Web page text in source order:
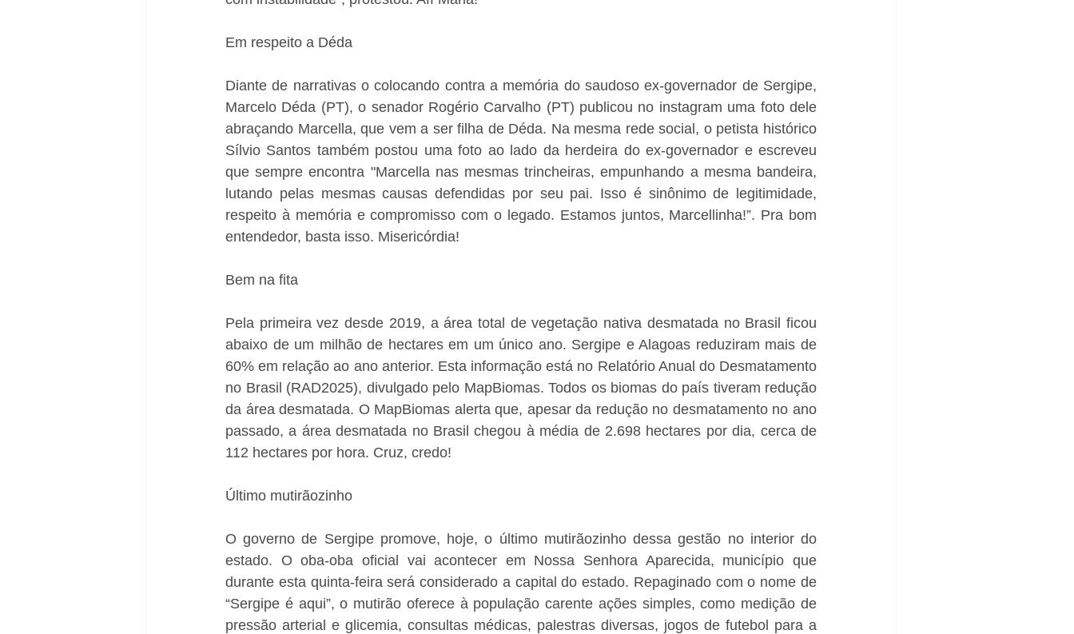
Em respeito a Déda
Diante de narrativas o colocando contra a memória do saudoso ex-governador de Sergipe,
Marcelo Déda (PT), o senador Rogério Carvalho (PT) publicou no instagram uma foto dele
abraçando Marcella, que vem a ser filha de Déda. Na mesma rede social, o petista histórico
Sílvio Santos também postou uma foto ao lado da herdeira do ex-governador e escreveu
que sempre encontra "Marcella nas mesmas trincheiras, empunhando a mesma bandeira,
lutando pelas mesmas causas defendidas por seu pai. Isso é sinônimo de legitimidade,
respeito à memória e compromisso com o legado. Estamos juntos, Marcellinha!”. Pra bom
entendedor, basta isso. Misericórdia!
Bem na fita
Pela primeira vez desde 2019, a área total de vegetação nativa desmatada no Brasil ficou
abaixo de um milhão de hectares em um único ano. Sergipe e Alagoas reduziram mais de
60% em relação ao ano anterior. Esta informação está no Relatório Anual do Desmatamento
no Brasil (RAD2025), divulgado pelo MapBiomas. Todos os biomas do país tiveram redução
da área desmatada. O MapBiomas alerta que, apesar da redução no desmatamento no ano
passado, a área desmatada no Brasil chegou à média de 2.698 hectares por dia, cerca de
112 hectares por hora. Cruz, credo!
Último mutirãozinho
O governo de Sergipe promove, hoje, o último mutirãozinho dessa gestão no interior do
estado. O oba-oba oficial vai acontecer em Nossa Senhora Aparecida, município que
durante esta quinta-feira será considerado a capital do estado. Repaginado com o nome de
“Sergipe é aqui”, o mutirão oferece à população carente ações simples, como medição de
pressão arterial e glicemia, consultas médicas, palestras diversas, jogos de futebol para a